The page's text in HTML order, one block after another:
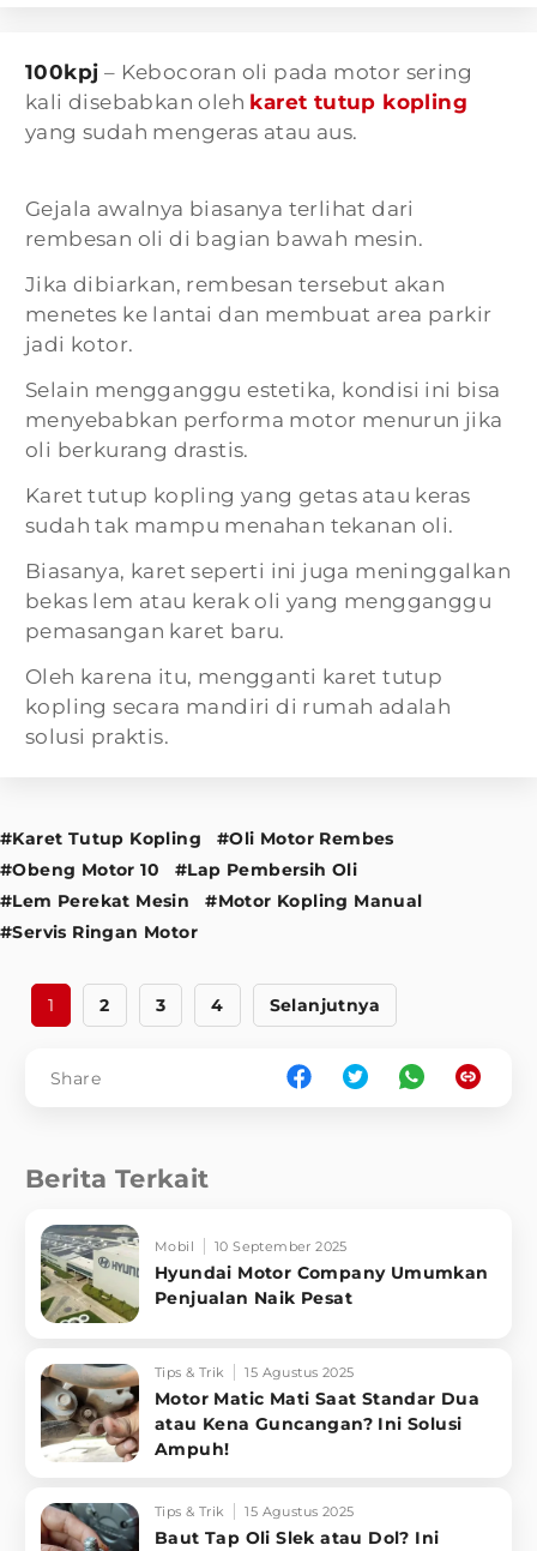
100kpj – Kebocoran oli pada motor sering
kali disebabkan oleh karet tutup kopling
yang sudah mengeras atau aus.
Gejala awalnya biasanya terlihat dari
rembesan oli di bagian bawah mesin.
Jika dibiarkan, rembesan tersebut akan
menetes ke lantai dan membuat area parkir
jadi kotor.
Selain mengganggu estetika, kondisi ini bisa
menyebabkan performa motor menurun jika
oli berkurang drastis.
Karet tutup kopling yang getas atau keras
sudah tak mampu menahan tekanan oli.
Biasanya, karet seperti ini juga meninggalkan
bekas lem atau kerak oli yang mengganggu
pemasangan karet baru.
Oleh karena itu, mengganti karet tutup
kopling secara mandiri di rumah adalah
solusi praktis.
#Karet Tutup Kopling
#Oli Motor Rembes
#Obeng Motor 10
#Lap Pembersih Oli
#Lem Perekat Mesin
#Motor Kopling Manual
#Servis Ringan Motor
1 2 3 4 Selanjutnya
Share
Berita Terkait
Mobil 10 September 2025
Hyundai Motor Company Umumkan
Penjualan Naik Pesat
Tips & Trik 15 Agustus 2025
Motor Matic Mati Saat Standar Dua
atau Kena Guncangan? Ini Solusi
Ampuh!
Tips & Trik 15 Agustus 2025
Baut Tap Oli Slek atau Dol? Ini